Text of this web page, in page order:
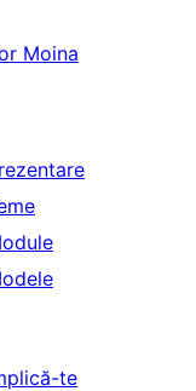
Moina
te